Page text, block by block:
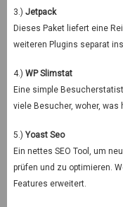
3.) Jetpack
Dieses Paket liefert eine
weiteren Plugins separat
4.) WP Slimstat
Eine simple
viele Besucher, woher,
5.) Yoast Seo
Ein nettes SEO Tool, um
prüfen und zu optimieren.
Features erweitert.